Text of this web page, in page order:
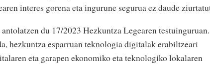
interes gorena eta ingurune segurua ez daude
du 17/2023 Hezkuntza Legearen testuinguruan.
hezkuntza esparruan teknologia digitalak erabiltzeari
eta garapen ekonomiko eta teknologiko lokalaren